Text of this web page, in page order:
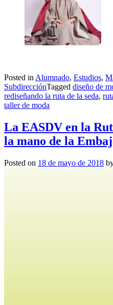
Posted in Alumnado, Estudios,
SubdirecciónTagged diseño de
rediseñando la ruta de la seda,
taller de moda
La EASDV en la
la mano de la
Posted on 18 de mayo de 2018